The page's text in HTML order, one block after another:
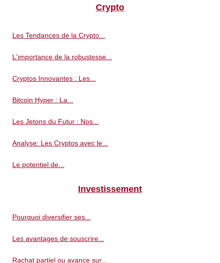
Crypto
Les Tendances de la Crypto...
L'importance de la robustesse...
Cryptos Innovantes : Les...
Bitcoin Hyper : La...
Les Jetons du Futur : Nos...
Analyse: Les Cryptos avec le...
Le potentiel de...
Investissement
Pourquoi diversifier ses...
Les avantages de souscrire...
Rachat partiel ou avance sur...